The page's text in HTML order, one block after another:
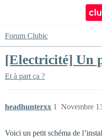
Forum Clubic
[Electricité] Un
Et à part ça ?
headhunterxx Novembre
1
Voici un petit schéma de